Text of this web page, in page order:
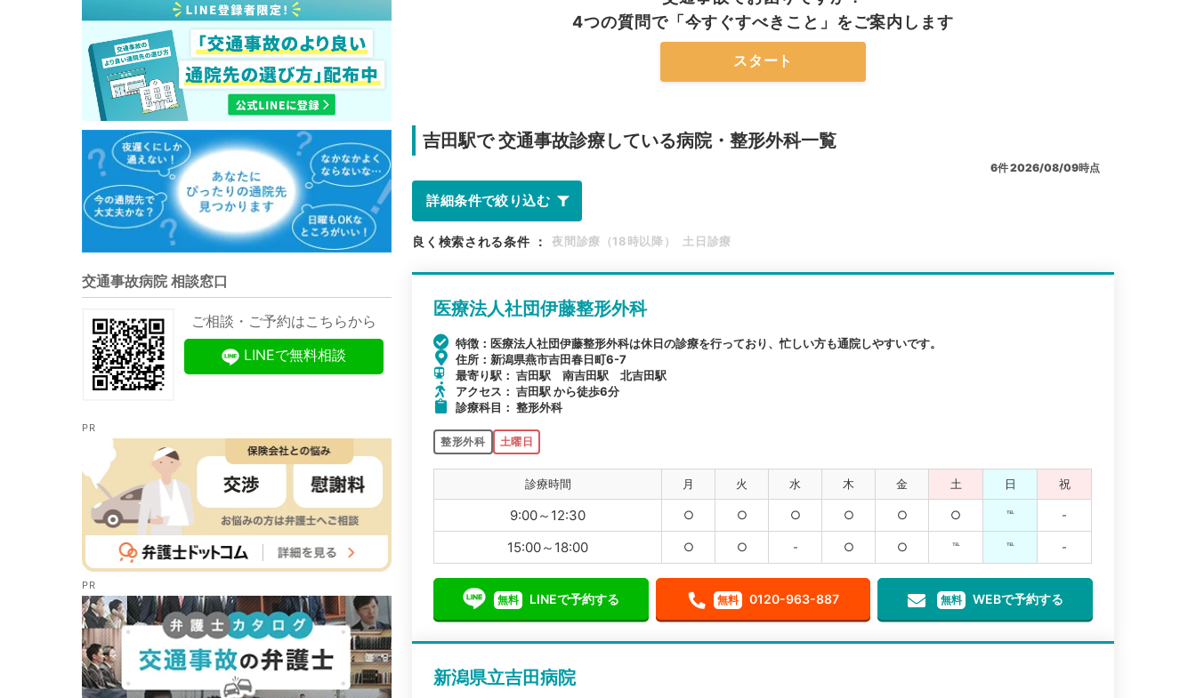
交通事故病院 相談窓口
ご相談・ご予約はこちらから
LINEで無料相談
4つの質問で「今すぐすべきこと」をご案内します
スタート
吉田駅で 交通事故診療している病院・整形外科一覧
6件2026/08/09時点
詳細条件で絞り込む
良く検索される条件 ： 夜間診療（18時以降） 土日診療
医療法人社団伊藤整形外科
特徴：医療法人社団伊藤整形外科は休日の診療を行っており、忙しい方も通院しやすいです。
住所：新潟県燕市吉田春日町6-7
最寄り駅： 吉田駅 南吉田駅 北吉田駅
アクセス： 吉田駅 から徒歩6分
診療科目： 整形外科
整形外科 土曜日
診療時間 月 火 水 木 金 土 日 祝
9:00～12:30 ○ ○ ○ ○ ○ ○ ℡ -
15:00～18:00 ○ ○ - ○ ○ ℡ ℡ -
無料 LINEで予約する 無料 0120-963-887 無料 WEBで予約する
新潟県立吉田病院